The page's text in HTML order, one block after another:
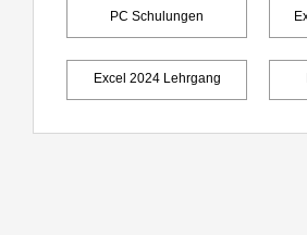
PC Schulungen
Excel 2024 Lehrgang